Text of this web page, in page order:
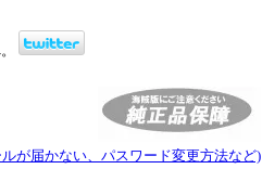
が届かない、パスワード変更方法など)